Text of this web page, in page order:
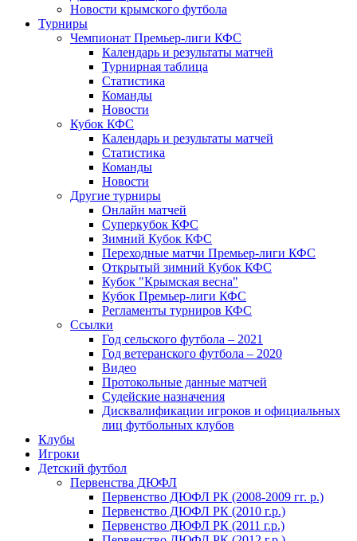
Новости крымского футбола
Турниры
Чемпионат Премьер-лиги КФС
Календарь и результаты матчей
Турнирная таблица
Статистика
Команды
Новости
Кубок КФС
Календарь и результаты матчей
Статистика
Команды
Новости
Другие турниры
Онлайн матчей
Суперкубок КФС
Зимний Кубок КФС
Переходные матчи Премьер-лиги КФС
Открытый зимний Кубок КФС
Кубок "Крымская весна"
Кубок Премьер-лиги КФС
Регламенты турниров КФС
Ссылки
Год сельского футбола – 2021
Год ветеранского футбола – 2020
Видео
Протокольные данные матчей
Судейские назначения
Дисквалификации игроков и официальных
лиц футбольных клубов
Клубы
Игроки
Детский футбол
Первенства ДЮФЛ
Первенство ДЮФЛ РК (2008-2009 гг. р.)
Первенство ДЮФЛ РК (2010 г.р.)
Первенство ДЮФЛ РК (2011 г.р.)